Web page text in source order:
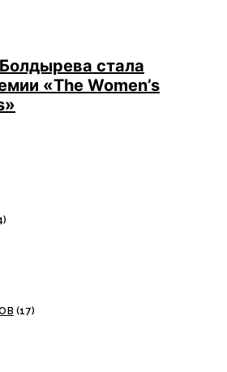
стала
«The Women’s
(17)